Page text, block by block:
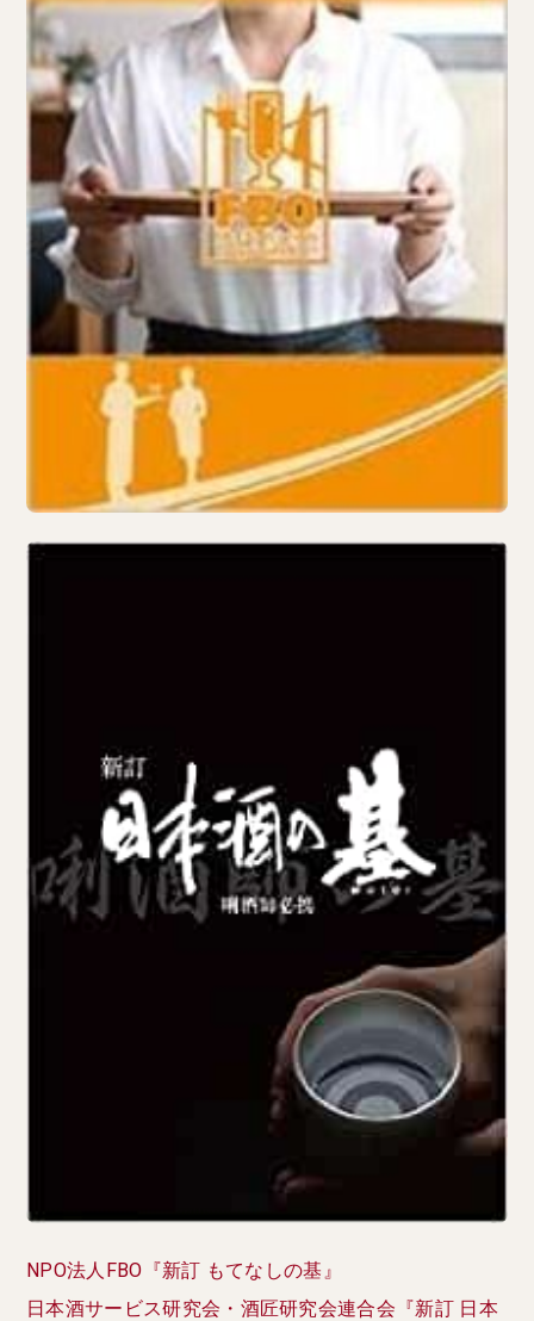
NPO法人FBO『新訂 もてなしの基』
日本酒サービス研究会・酒匠研究会連合会『新訂 日本